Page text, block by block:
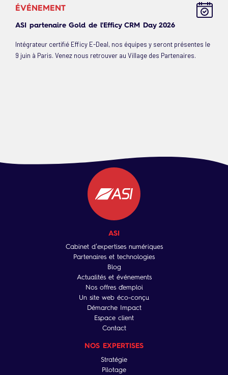
ÉVÉNEMENT
ASI partenaire Gold de l'Efficy CRM Day 2026
Intégrateur certifié Efficy E-Deal, nos équipes y seront présentes le
9 juin à Paris. Venez nous retrouver au Village des Partenaires.
ASI
Cabinet d’expertises numériques
Partenaires et technologies
Blog
Actualités et événements
Nos offres d'emploi
Un site web éco-conçu
Démarche Impact
Espace client
Contact
NOS EXPERTISES
Stratégie
Pilotage